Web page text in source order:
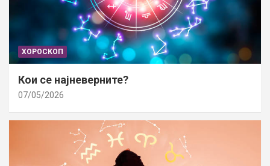
ХОРОСКОП
Кои се најневерните?
07/05/2026